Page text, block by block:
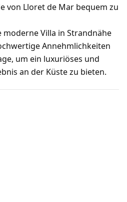
von Lloret de Mar bequem zu
Villa in Strandnähe
Annehmlichkeiten
um ein luxuriöses und
an der Küste zu bieten.